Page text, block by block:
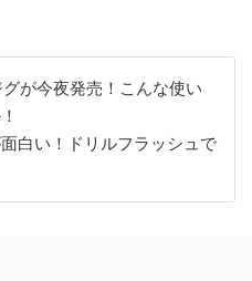
が今夜発売！こんな使い
白い！ドリルフラッシュで